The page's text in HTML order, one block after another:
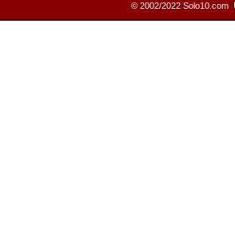
© 2002/2022 Solo10.com